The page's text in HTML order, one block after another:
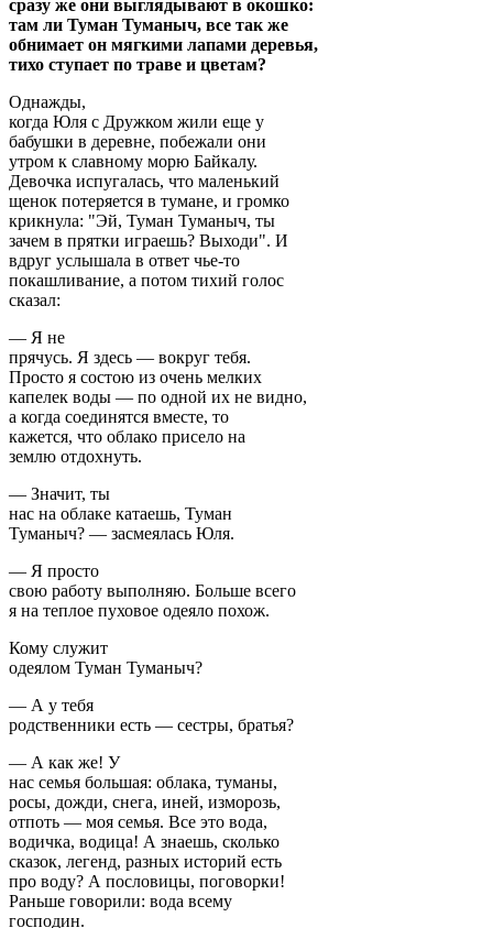
сразу же они выглядывают в окошко:
там ли Туман Туманыч, все так же
обнимает он мягкими лапами деревья,
тихо ступает по траве и цветам?
Однажды,
когда Юля с Дружком жили еще у
бабушки в деревне, побежали они
утром к славному морю Байкалу.
Девочка испугалась, что маленький
щенок потеряется в тумане, и громко
крикнула: "Эй, Туман Туманыч, ты
зачем в прятки играешь? Выходи". И
вдруг услышала в ответ чье-то
покашливание, а потом тихий голос
сказал:
— Я не
прячусь. Я здесь — вокруг тебя.
Просто я состою из очень мелких
капелек воды — по одной их не видно,
а когда соединятся вместе, то
кажется, что облако присело на
землю отдохнуть.
— Значит, ты
нас на облаке катаешь, Туман
Туманыч? — засмеялась Юля.
— Я просто
свою работу выполняю. Больше всего
я на теплое пуховое одеяло похож.
Кому служит
одеялом Туман Туманыч?
— А у тебя
родственники есть — сестры, братья?
— А как же! У
нас семья большая: облака, туманы,
росы, дожди, снега, иней, изморозь,
отпоть — моя семья. Все это вода,
водичка, водица! А знаешь, сколько
сказок, легенд, разных историй есть
про воду? А пословицы, поговорки!
Раньше говорили: вода всему
господин.